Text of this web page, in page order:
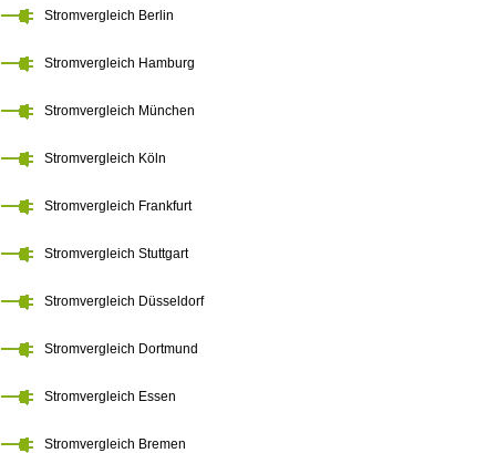
Stromvergleich Berlin
Stromvergleich Hamburg
Stromvergleich München
Stromvergleich Köln
Stromvergleich Frankfurt
Stromvergleich Stuttgart
Stromvergleich Düsseldorf
Stromvergleich Dortmund
Stromvergleich Essen
Stromvergleich Bremen